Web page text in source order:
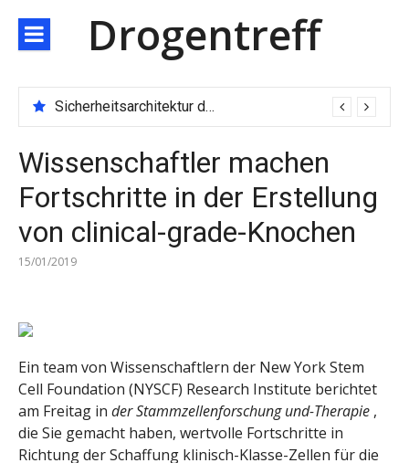
zum
Inhalt
Drogentreff
Sicherheitsarchitektur der nächsten Generation: JARXE kombiniert Multi-Wallet und MPC als Schutzschild für digitales Vertrauen
Wissenschaftler machen
Fortschritte in der Erstellung
von clinical-grade-Knochen
15/01/2019
Ein team von Wissenschaftlern der New York Stem
Cell Foundation (NYSCF) Research Institute berichtet
am Freitag in der Stammzellenforschung und-Therapie ,
die Sie gemacht haben, wertvolle Fortschritte in
Richtung der Schaffung klinisch-Klasse-Zellen für die